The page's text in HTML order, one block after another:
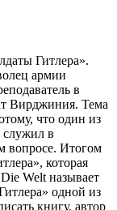
Гитлера».
армии
в
Вирджиния. Тема
что один из
служил в
вопросе. Итогом
которая
Welt называет
одной из
книгу, автор